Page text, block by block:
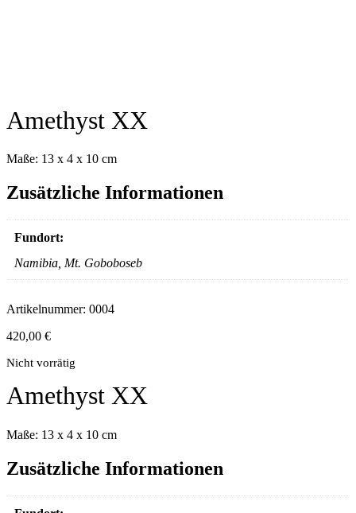
Amethyst XX
Maße: 13 x 4 x 10 cm
Zusätzliche Informationen
Fundort:
Namibia, Mt. Goboboseb
Artikelnummer: 0004
420,00 €
Nicht vorrätig
Amethyst XX
Maße: 13 x 4 x 10 cm
Zusätzliche Informationen